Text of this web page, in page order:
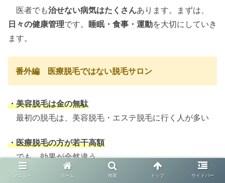
医者でも治せない病気はたくさんあります。まずは、
日々の健康管理です。 睡眠・食事・運動を大切にしていき
ます。
番外編 医療脱毛ではない脱毛サロン
・美容脱毛は金の無駄
最初の脱毛は、美容脱毛・エステ脱毛に行く人が多い
・医療脱毛の方が若干高額
でも、効果が全然違う
メニュー ホーム 検索 トップ サイドバー